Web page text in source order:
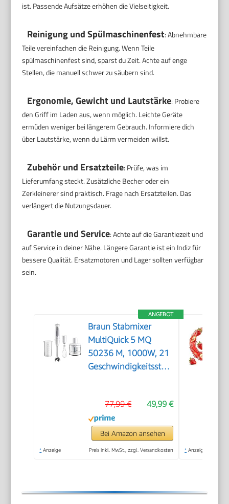
ist. Passende Aufsätze erhöhen die Vielseitigkeit.
Reinigung und Spülmaschinenfest: Abnehmbare
Teile vereinfachen die Reinigung. Wenn Teile
spülmaschinenfest sind, sparst du Zeit. Achte auf enge
Stellen, die manuell schwer zu säubern sind.
Ergonomie, Gewicht und Lautstärke: Probiere
den Griff im Laden aus, wenn möglich. Leichte Geräte
ermüden weniger bei längerem Gebrauch. Informiere dich
über Lautstärke, wenn du Lärm vermeiden willst.
Zubehör und Ersatzteile: Prüfe, was im
Lieferumfang steckt. Zusätzliche Becher oder ein
Zerkleinerer sind praktisch. Frage nach Ersatzteilen. Das
verlängert die Nutzungsdauer.
Garantie und Service: Achte auf die Garantiezeit und
auf Service in deiner Nähe. Längere Garantie ist ein Indiz für
bessere Qualität. Ersatzmotoren und Lager sollten verfügbar
sein.
ANGEBOT
Braun Stabmixer
MultiQuick 5 MQ
50236 M, 1000W, 21
Geschwindigkeitsstufen+Turbo,
SplashControl, Inkl.
500ml Zerkleinerer,
Schneebesen, 600ml
Becher, Weiß
49,99 €
77,99 €
Bei Amazon ansehen
* Anzeige Preis inkl. MwSt., zzgl. Versandkosten * Anzeige